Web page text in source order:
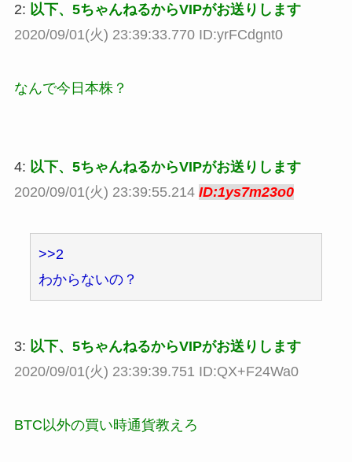
2: 以下、5ちゃんねるからVIPがお送りします
2020/09/01(火) 23:39:33.770 ID:yrFCdgnt0
なんで今日本株？
4: 以下、5ちゃんねるからVIPがお送りします
2020/09/01(火) 23:39:55.214 ID:1ys7m23o0
>>2
わからないの？
3: 以下、5ちゃんねるからVIPがお送りします
2020/09/01(火) 23:39:39.751 ID:QX+F24Wa0
BTC以外の買い時通貨教えろ